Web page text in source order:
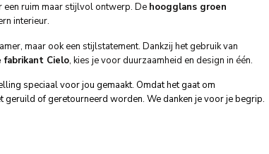
ruim maar stijlvol ontwerp. De hoogglans groen
interieur.
maar ook een stijlstatement. Dankzij het gebruik van
fabrikant Cielo, kies je voor duurzaamheid en design in één.
speciaal voor jou gemaakt. Omdat het gaat om
geruild of geretourneerd worden. We danken je voor je begrip.